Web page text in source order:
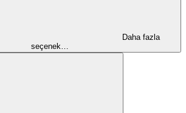
Daha fazla
seçenek…